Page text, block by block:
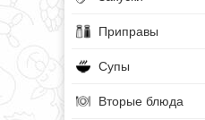
Приправы
Супы
Вторые блюда